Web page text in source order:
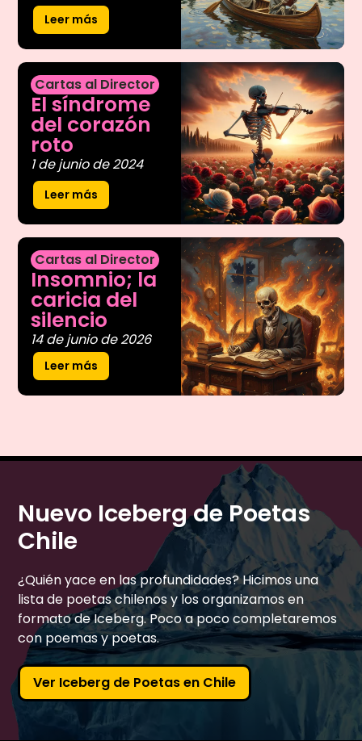
Leer más
Cartas al Director
El síndrome
del corazón
roto
1 de junio de 2024
Leer más
Cartas al Director
Insomnio; la
caricia del
silencio
14 de junio de 2026
Leer más
Nuevo Iceberg de Poetas
Chile
¿Quién yace en las profundidades? Hicimos una
lista de poetas chilenos y los organizamos en
formato de Iceberg. Poco a poco completaremos
con poemas y poetas.
Ver Iceberg de Poetas en Chile